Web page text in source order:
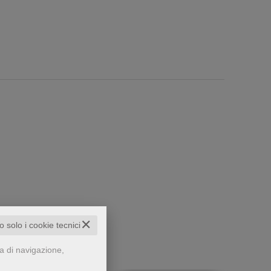
✕
solo i cookie tecnici
di navigazione,